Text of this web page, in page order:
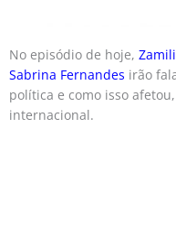
No episódio de hoje,
Sabrina Fernandes irão
política e como isso
internacional.